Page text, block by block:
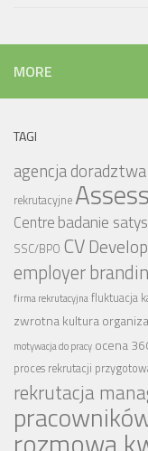
MORE
TAGI
agencja
rekrutacyjne
Centre badanie
SSC/BPO CV
employer
firma rekrutacyjnafluktuacja
zwrotnakultura
motywacja do pracy ocena
proces rekrutacji
rekrutacja